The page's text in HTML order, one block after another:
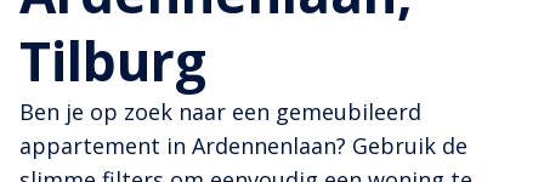
Tilburg
Ben je op zoek naar een gemeubileerd
appartement in Ardennenlaan? Gebruik de